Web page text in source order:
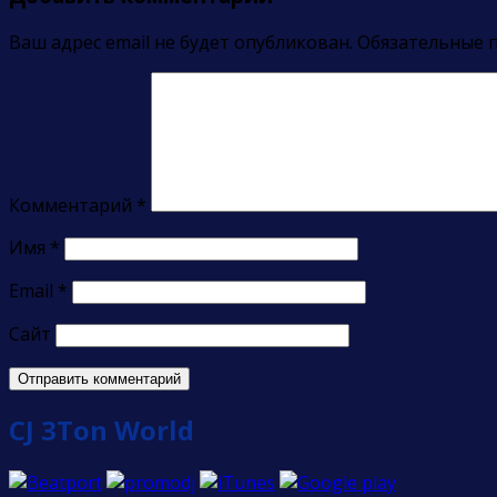
Ваш адрес email не будет опубликован. Обязательные
Комментарий *
Имя *
Email *
Сайт
CJ 3Ton World